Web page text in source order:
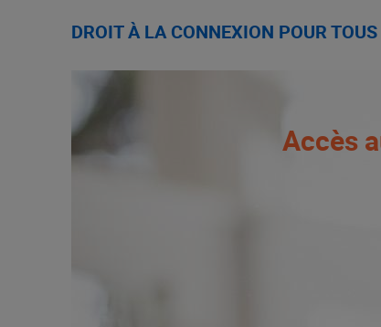
DROIT À LA CONNEXION POUR TOUS
Accès